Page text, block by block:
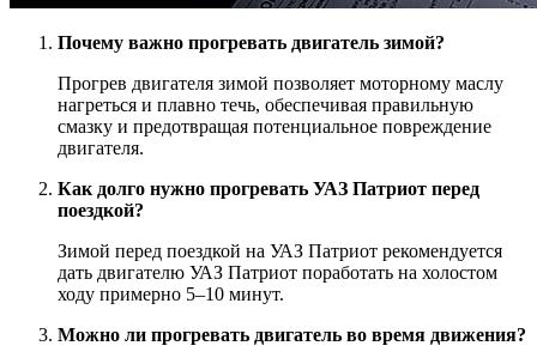
Почему важно прогревать двигатель зимой?
Прогрев двигателя зимой позволяет моторному маслу
нагреться и плавно течь, обеспечивая правильную
смазку и предотвращая потенциальное повреждение
двигателя.
Как долго нужно прогревать УАЗ Патриот перед
поездкой?
Зимой перед поездкой на УАЗ Патриот рекомендуется
дать двигателю УАЗ Патриот поработать на холостом
ходу примерно 5–10 минут.
Можно ли прогревать двигатель во время движения?